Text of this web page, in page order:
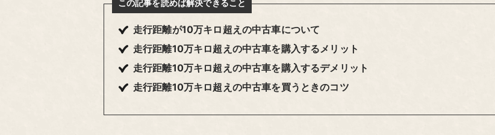
この記事を読めば解決できること
走行距離が10万キロ超えの中古車について
走行距離10万キロ超えの中古車を購入するメリット
走行距離10万キロ超えの中古車を購入するデメリット
走行距離10万キロ超えの中古車を買うときのコツ